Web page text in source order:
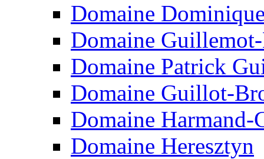
Domaine
Domaine
Domaine Patrick
Domaine Guillot-
Domaine Harmand-
Domaine Heresztyn